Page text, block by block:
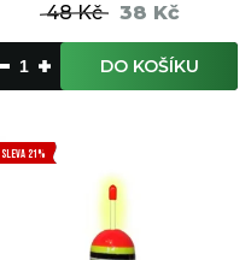
48 Kč 38 Kč
DO KOŠÍKU
SLEVA 21%